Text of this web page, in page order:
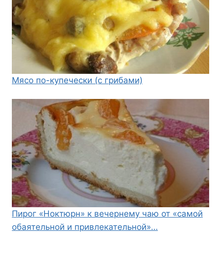
Мясо по-купечески (с грибами)
Пирог «Ноктюрн» к вечернему чаю от «самой
обаятельной и привлекательной»…